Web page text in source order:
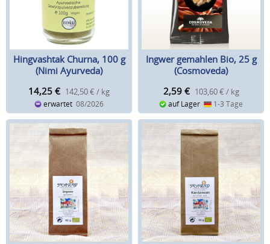
Hingvashtak Churna, 100 g
(Nimi Ayurveda)
14,25 € 142,50 € / kg
erwartet 08/2026
Ingwer gemahlen Bio, 25 g
(Cosmoveda)
2,59 € 103,60 € / kg
auf Lager 1-3 Tage